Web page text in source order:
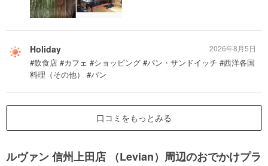
Holiday
#飲食店 #カフェ #ショッピング #パン・サンドイッチ #西洋各国
料理（その他） #パン
2026年8月5日
口コミをもっとみる
ルヴァン 信州上田店 （Levian）周辺のおでかけプラ